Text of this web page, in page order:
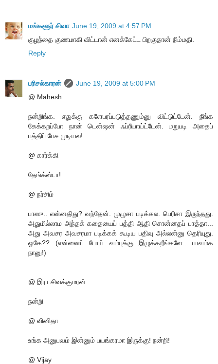
மங்களூர் சிவா June 19, 2009 at 4:57 PM
குழந்தை குணமாகி விட்டான் எனக்கேட்ட பிறகுதான் நிம்மதி.
Reply
பரிசல்காரன்
June 19, 2009 at 5:00 PM
@ Mahesh
நன்றிங்க. எதுக்கு களேபரப்படுத்தணும்னு விட்டுட்டேன். நீங்க
கேக்கறப்போ நான் டென்ஷன் ஃப்ரீயாய்ட்டேன். மறுபடி அதைப்
பத்திப் பேச முடியல!
@ கார்க்கி
தேங்க்ஸ்டா!
@ நர்சிம்
பாஸு.. என்னதிது? வந்தேன். முழுசா படிக்கல. பெரிசா இருந்தது.
அதுமில்லாம அந்தக் கதையைப் பத்தி ஆதி சொன்னதப் பாத்தா...
அது அவசர அவசரமா படிக்கக் கூடிய பதிவு அல்லன்னு தெரியுது.
ஓகே?? (என்னைப் போய் வம்புக்கு இழுக்கறீங்களே.. பாவம்க
நானு!)
@ இரா சிவக்குமரன்
நன்றி
@ வினிதா
உங்க அனுபவம் இன்னும் பயங்கரமா இருக்கு! நன்றி!
@ Vijay